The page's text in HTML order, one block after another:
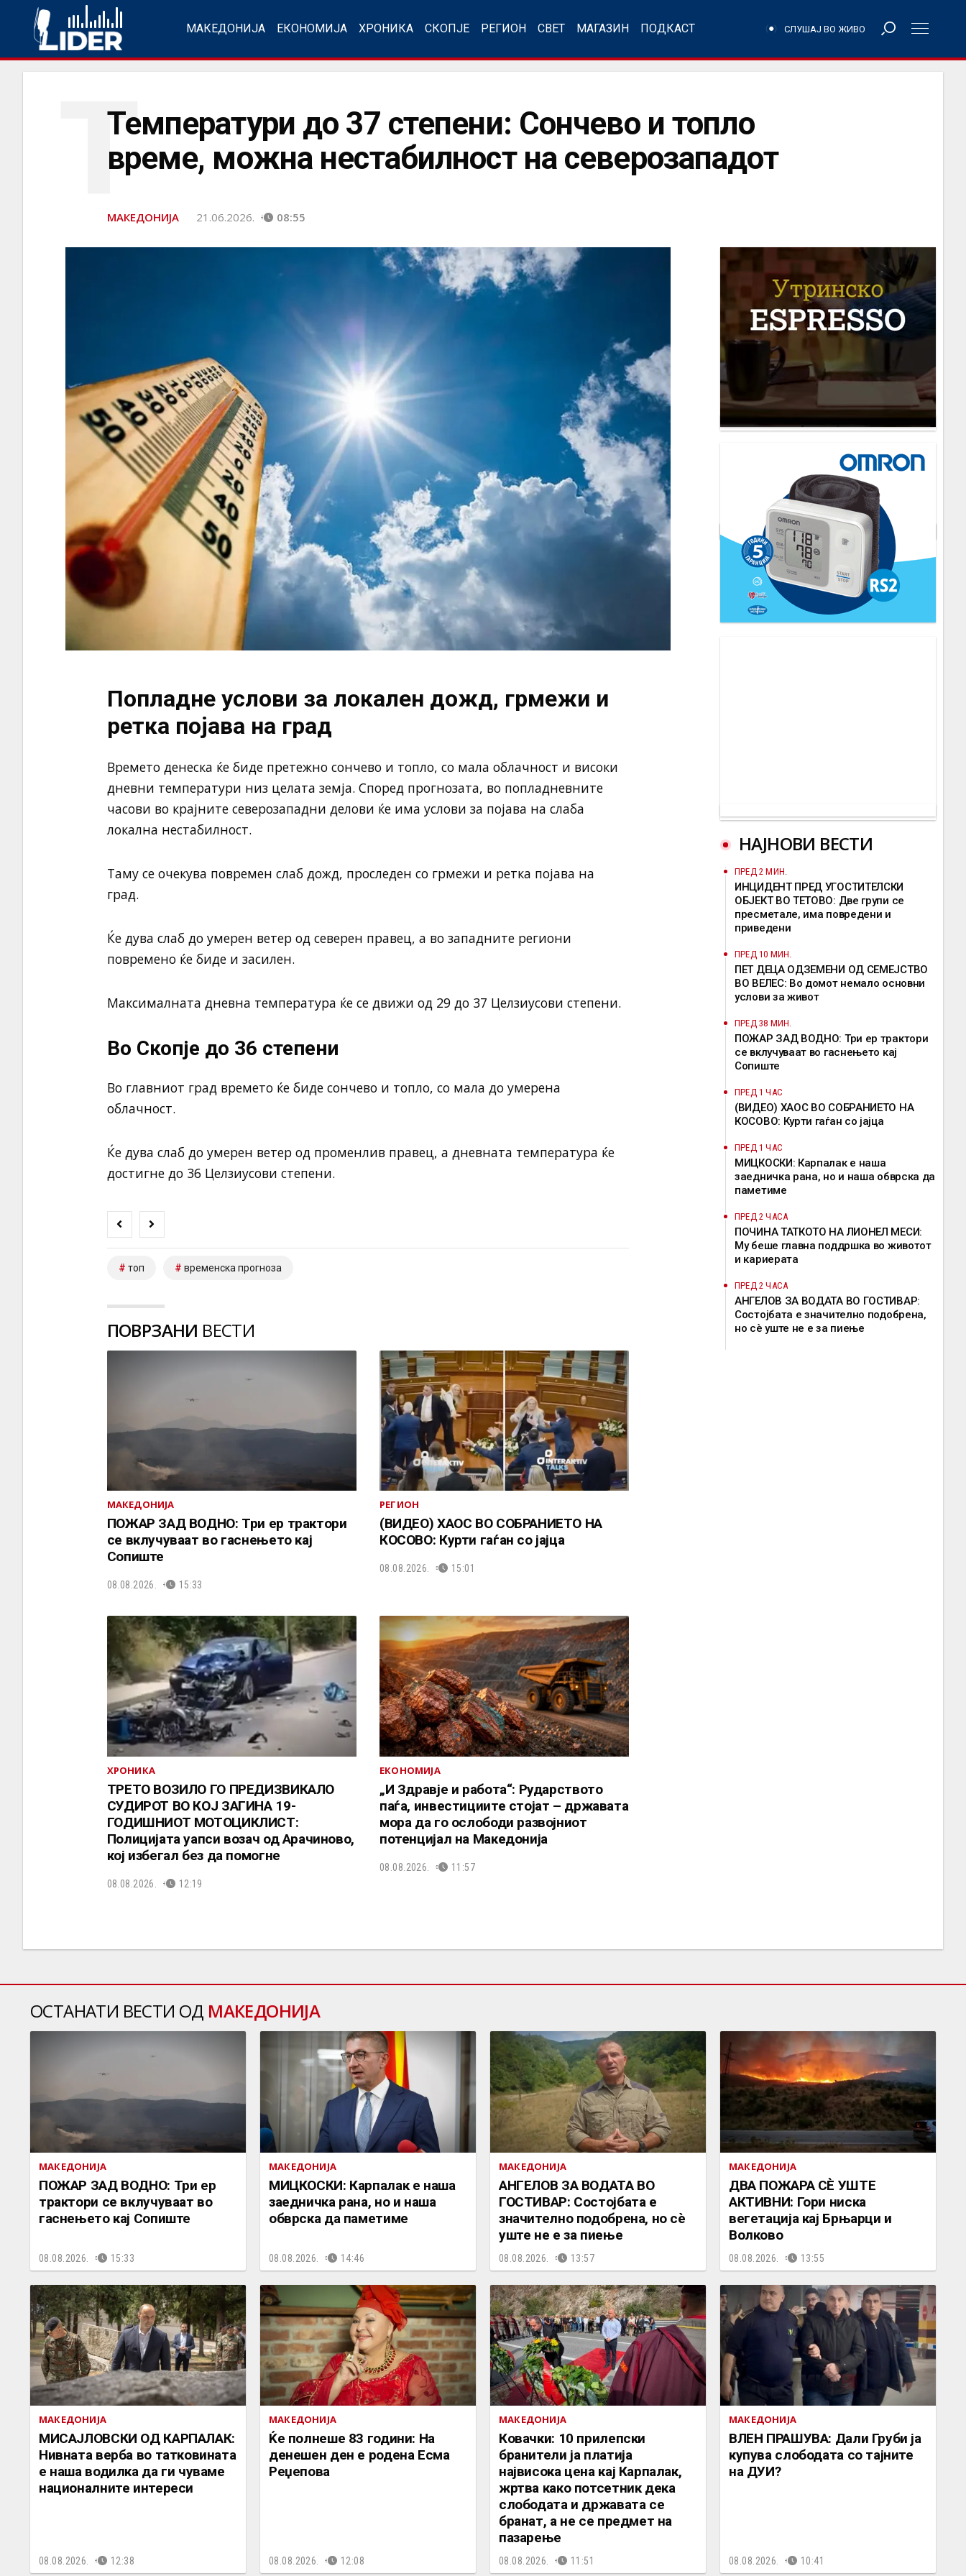
МАКЕДОНИЈА ЕКОНОМИЈА ХРОНИКА СКОПЈЕ РЕГИОН СВЕТ МАГАЗИН ПОДКАСТ СЛУШАЈ ВО ЖИВО
Температури до 37 степени: Сончево и топло
време, можна нестабилност на северозападот
Т
МАКЕДОНИЈА 21.06.2026. 08:55
Попладне услови за локален дожд, грмежи и
ретка појава на град
Времето денеска ќе биде претежно сончево и топло, со мала облачност и високи
дневни температури низ целата земја. Според прогнозата, во попладневните
часови во крајните северозападни делови ќе има услови за појава на слаба
локална нестабилност.
Таму се очекува повремен слаб дожд, проследен со грмежи и ретка појава на
град.
Ќе дува слаб до умерен ветер од северен правец, а во западните региони
повремено ќе биде и засилен.
Максималната дневна температура ќе се движи од 29 до 37 Целзиусови степени.
Во Скопје до 36 степени
Во главниот град времето ќе биде сончево и топло, со мала до умерена
облачност.
Ќе дува слаб до умерен ветер од променлив правец, а дневната температура ќе
достигне до 36 Целзиусови степени.
топ временска прогноза
ПОВРЗАНИ ВЕСТИ
МАКЕДОНИЈА
ПОЖАР ЗАД ВОДНО: Три ер трактори
се вклучуваат во гаснењето кај
Сопиште
08.08.2026. 15:33
РЕГИОН
(ВИДЕО) ХАОС ВО СОБРАНИЕТО НА
КОСОВО: Курти гаѓан со јајца
08.08.2026. 15:01
ХРОНИКА
ТРЕТО ВОЗИЛО ГО ПРЕДИЗВИКАЛО
СУДИРОТ ВО КОЈ ЗАГИНА 19-
ГОДИШНИОТ МОТОЦИКЛИСТ:
Полицијата уапси возач од Арачиново,
кој избегал без да помогне
08.08.2026. 12:19
ЕКОНОМИЈА
„И Здравје и работа“: Рударството
паѓа, инвестициите стојат – државата
мора да го ослободи развојниот
потенцијал на Македонија
08.08.2026. 11:57
НАЈНОВИ ВЕСТИ
ПРЕД 2 МИН.
ИНЦИДЕНТ ПРЕД УГОСТИТЕЛСКИ
ОБЈЕКТ ВО ТЕТОВО: Две групи се
пресметале, има повредени и
приведени
ПРЕД 10 МИН.
ПЕТ ДЕЦА ОДЗЕМЕНИ ОД СЕМЕЈСТВО
ВО ВЕЛЕС: Во домот немало основни
услови за живот
ПРЕД 38 МИН.
ПОЖАР ЗАД ВОДНО: Три ер трактори
се вклучуваат во гаснењето кај
Сопиште
ПРЕД 1 ЧАС
(ВИДЕО) ХАОС ВО СОБРАНИЕТО НА
КОСОВО: Курти гаѓан со јајца
ПРЕД 1 ЧАС
МИЦКОСКИ: Карпалак е наша
заедничка рана, но и наша обврска да
паметиме
ПРЕД 2 ЧАСА
ПОЧИНА ТАТКОТО НА ЛИОНЕЛ МЕСИ:
Му беше главна поддршка во животот
и кариерата
ПРЕД 2 ЧАСА
АНГЕЛОВ ЗА ВОДАТА ВО ГОСТИВАР:
Состојбата е значително подобрена,
но сè уште не е за пиење
ОСТАНАТИ ВЕСТИ ОД МАКЕДОНИЈА
МАКЕДОНИЈА
ПОЖАР ЗАД ВОДНО: Три ер
трактори се вклучуваат во
гаснењето кај Сопиште
08.08.2026. 15:33
МАКЕДОНИЈА
МИЦКОСКИ: Карпалак е наша
заедничка рана, но и наша
обврска да паметиме
08.08.2026. 14:46
МАКЕДОНИЈА
АНГЕЛОВ ЗА ВОДАТА ВО
ГОСТИВАР: Состојбата е
значително подобрена, но сè
уште не е за пиење
08.08.2026. 13:57
МАКЕДОНИЈА
ДВА ПОЖАРА СÈ УШТЕ
АКТИВНИ: Гори ниска
вегетација кај Брњарци и
Волково
08.08.2026. 13:55
МАКЕДОНИЈА
МИСАЈЛОВСКИ ОД КАРПАЛАК:
Нивната верба во татковината
е наша водилка да ги чуваме
националните интереси
08.08.2026. 12:38
МАКЕДОНИЈА
Ќе полнеше 83 години: На
денешен ден е родена Есма
Реџепова
08.08.2026. 12:08
МАКЕДОНИЈА
Ковачки: 10 прилепски
бранители ја платија
највисока цена кај Карпалак,
жртва како потсетник дека
слободата и државата се
бранат, а не се предмет на
пазарење
08.08.2026. 11:51
МАКЕДОНИЈА
ВЛЕН ПРАШУВА: Дали Груби ја
купува слободата со тајните
на ДУИ?
08.08.2026. 10:41